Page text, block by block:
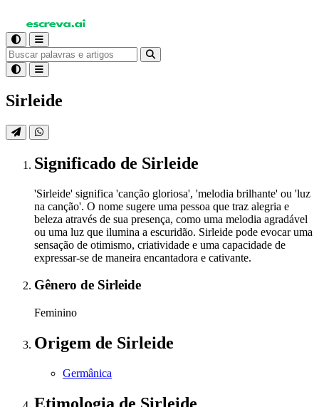
Sirleide
Significado de Sirleide
'Sirleide' significa 'canção gloriosa', 'melodia brilhante' ou 'luz
na canção'. O nome sugere uma pessoa que traz alegria e
beleza através de sua presença, como uma melodia agradável
ou uma luz que ilumina a escuridão. Sirleide pode evocar uma
sensação de otimismo, criatividade e uma capacidade de
expressar-se de maneira encantadora e cativante.
Gênero de Sirleide
Feminino
Origem de Sirleide
Germânica
Etimologia de Sirleide